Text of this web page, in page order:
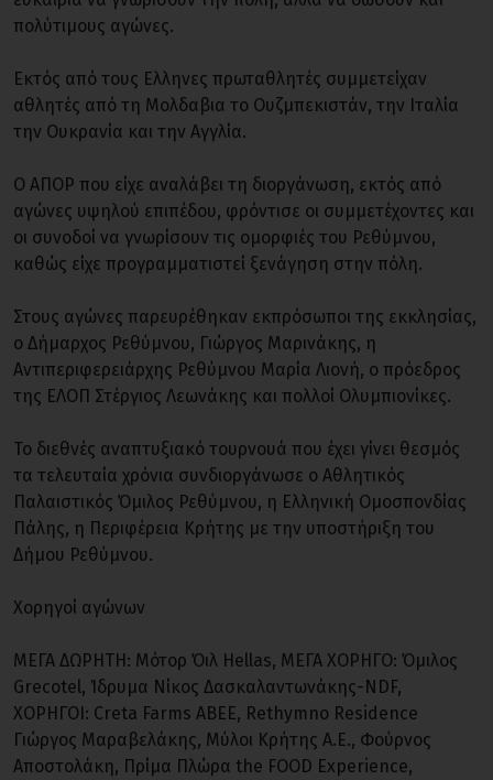
πολύτιμους αγώνες.
Εκτός από τους Ελληνες πρωταθλητές συμμετείχαν
αθλητές από τη Μολδαβια το Ουζμπεκιστάν, την Ιταλία
την Ουκρανία και την Αγγλία.
Ο ΑΠΟΡ που είχε αναλάβει τη διοργάνωση, εκτός από
αγώνες υψηλού επιπέδου, φρόντισε οι συμμετέχοντες και
οι συνοδοί να γνωρίσουν τις ομορφιές του Ρεθύμνου,
καθώς είχε προγραμματιστεί ξενάγηση στην πόλη.
Στους αγώνες παρευρέθηκαν εκπρόσωποι της εκκλησίας,
ο Δήμαρχος Ρεθύμνου, Γιώργος Μαρινάκης, η
Αντιπεριφερειάρχης Ρεθύμνου Μαρία Λιονή, ο πρόεδρος
της ΕΛΟΠ Στέργιος Λεωνάκης και πολλοί Ολυμπιονίκες.
Το διεθνές αναπτυξιακό τουρνουά που έχει γίνει θεσμός
τα τελευταία χρόνια συνδιοργάνωσε ο Αθλητικός
Παλαιστικός Όμιλος Ρεθύμνου, η Ελληνική Ομοσπονδίας
Πάλης, η Περιφέρεια Κρήτης με την υποστήριξη του
Δήμου Ρεθύμνου.
Χορηγοί αγώνων
ΜΕΓΑ ΔΩΡΗΤΗ: Μότορ Όιλ Hellas, ΜΕΓΑ ΧΟΡΗΓΟ: Όμιλος
Grecotel, Ίδρυμα Νίκος Δασκαλαντωνάκης-NDF,
ΧΟΡΗΓΟΙ: Creta Farms ABEE, Rethymno Residence
Γιώργος Μαραβελάκης, Μύλοι Κρήτης Α.Ε., Φούρνος
Αποστολάκη, Πρίμα Πλώρα the FOOD Experience,